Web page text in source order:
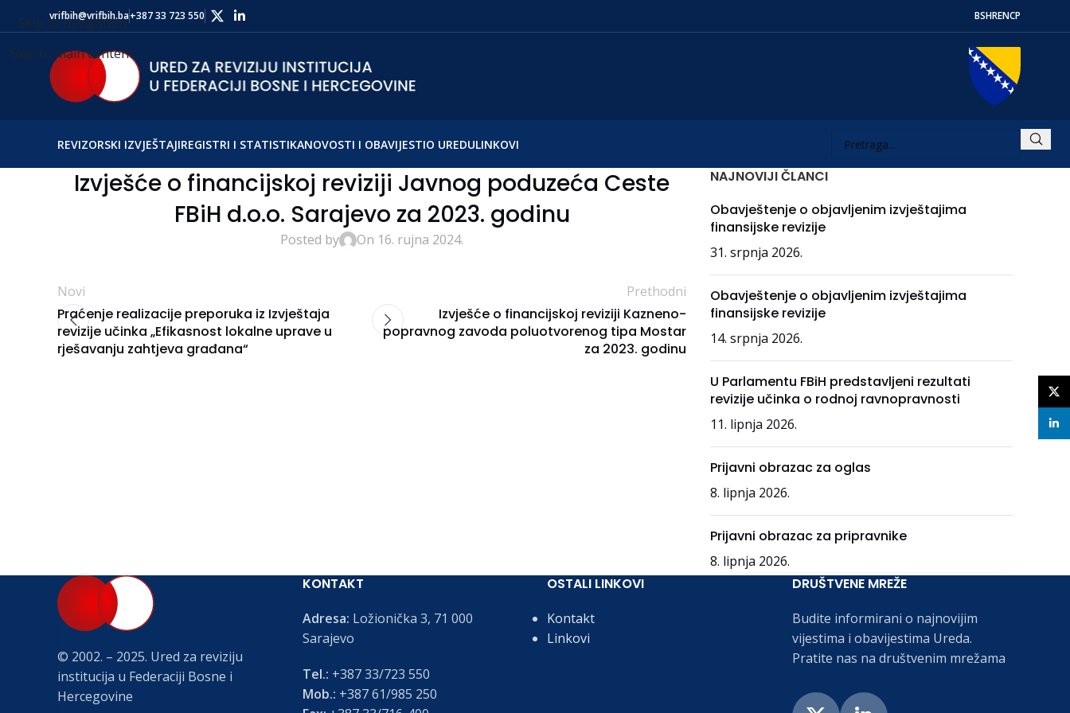
Skip to navigation
Skip to main content
vrifbih@vrifbih.ba+387 33 723 550 BSHRENСР
REVIZORSKI IZVJEŠTAJIREGISTRI I STATISTIKANOVOSTI I OBAVIJESTIO UREDULINKOVI
Izvješće o financijskoj reviziji Javnog poduzeća Ceste
FBiH d.o.o. Sarajevo za 2023. godinu
Posted by On 16. rujna 2024.
Novi
Praćenje realizacije preporuka iz Izvještaja
revizije učinka „Efikasnost lokalne uprave u
rješavanju zahtjeva građana“
Prethodni
Izvješće o financijskoj reviziji Kazneno-
popravnog zavoda poluotvorenog tipa Mostar
za 2023. godinu
NAJNOVIJI ČLANCI
Obavještenje o objavljenim izvještajima
finansijske revizije
31. srpnja 2026.
Obavještenje o objavljenim izvještajima
finansijske revizije
14. srpnja 2026.
U Parlamentu FBiH predstavljeni rezultati
revizije učinka o rodnoj ravnopravnosti
11. lipnja 2026.
Prijavni obrazac za oglas
8. lipnja 2026.
Prijavni obrazac za pripravnike
8. lipnja 2026.
© 2002. – 2025. Ured za reviziju
institucija u Federaciji Bosne i
Hercegovine
KONTAKT
Adresa: Ložionička 3, 71 000
Sarajevo
Tel.: +387 33/723 550
Mob.: +387 61/985 250
OSTALI LINKOVI
Kontakt
Linkovi
DRUŠTVENE MREŽE
Budite informirani o najnovijim
vijestima i obavijestima Ureda.
Pratite nas na društvenim mrežama